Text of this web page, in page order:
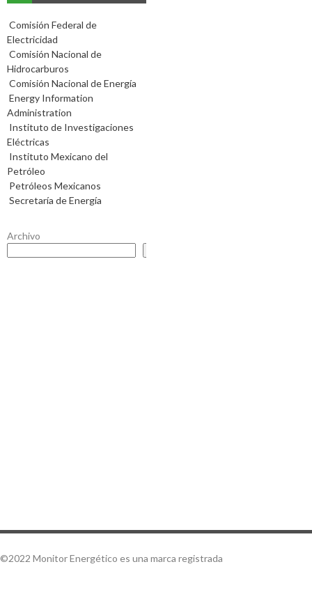
Comisión Federal de
Electricidad
Comisión Nacional de
Hidrocarburos
Comisión Nacional de Energía
Energy Information
Administration
Instituto de Investigaciones
Eléctricas
Instituto Mexicano del
Petróleo
Petróleos Mexicanos
Secretaría de Energía
Archivo
©2022 Monitor Energético es una marca registrada